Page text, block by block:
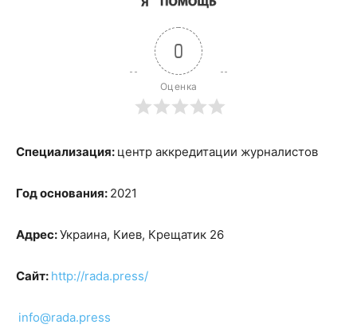
0
Оценка
Специализация: центр аккредитации журналистов
Год основания: 2021
Адрес:Украина, Киев, Крещатик 26
Сайт: http://rada.press/
info@rada.press